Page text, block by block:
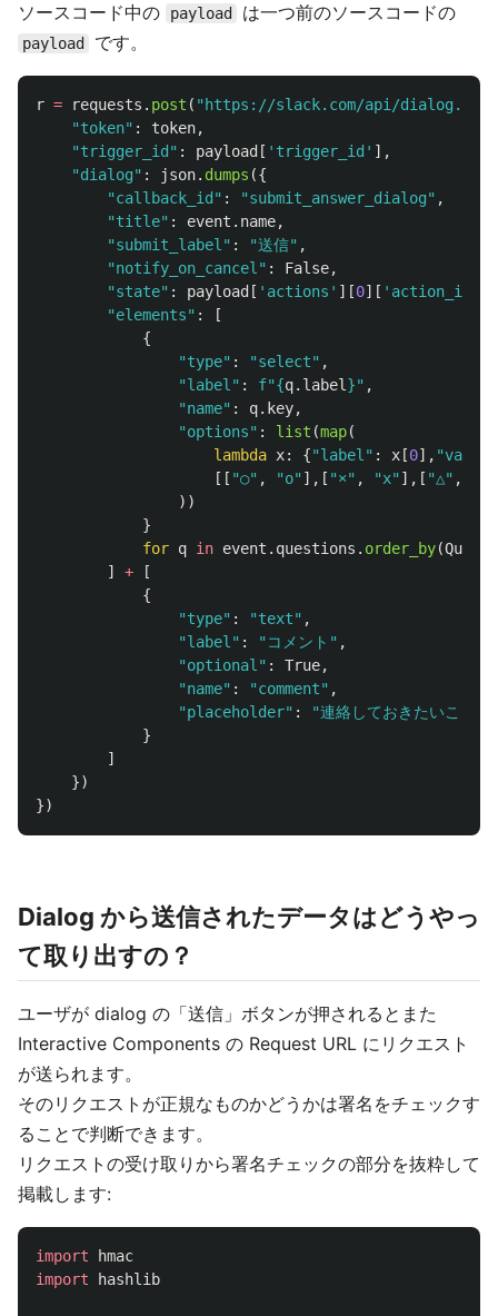
ソースコード中の
payload は一つ前のソースコードの
payload です。
r = requests . post ( " https://slack.com/api/dialog.open
"token" : token,
"trigger_id " : payload [ ' trigger_id ' ],
"dialog" : json. dumps ({
"callback_id " : "submit_answer_dialog" ,
"title" : event . name,
"submit_label " : "送信" ,
"notify_on_cancel " : False,
"state" : payload [ ' actions ' ][0][ ' action_id
"elements" :
[
{
"type" : "select" ,
"label " : f"{q. label }" ,
"name" : q. key,
"options" : list (map(
lambda x: {"label " : x [0], "value
[[ "○" , "o" ],[ "×" , "x" ],[ "△" ,
))
}
for q in event . questions . order_by(
]
+
[
{
"type" : "text" ,
"label " : " コメント " ,
"optional " : True,
"name" : "comment" ,
"placeholder" : "連絡しておきたいことな
}
]
})
})
Dialog から送信されたデータはどうやっ
て取り出すの？
ユーザが dialog の「送信」ボタンが押されるとまた
Interactive Components の Request URL にリクエスト
が送られます。
そのリクエストが正規なものかどうかは署名をチェックす
ることで判断できます。
リクエストの受け取りから署名チェックの部分を抜粋して
掲載します:
import
hmac
import
hashlib